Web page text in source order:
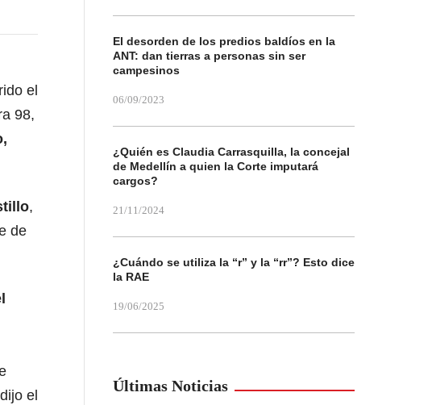
el
98,
,
de
el
El desorden de los predios baldíos en la
ANT: dan tierras a personas sin ser
campesinos
06/09/2023
¿Quién es Claudia Carrasquilla, la concejal
de Medellín a quien la Corte imputará
cargos?
21/11/2024
¿Cuándo se utiliza la “r” y la “rr”? Esto dice
la RAE
19/06/2025
Últimas Noticias